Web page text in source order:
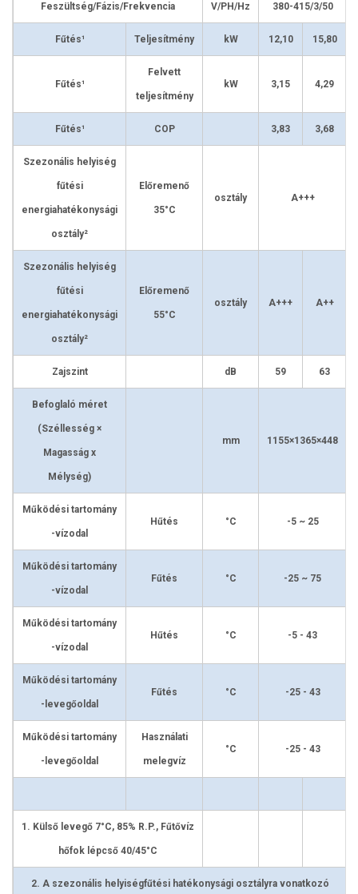
Feszültség/Fázis/Frekvencia V/PH/Hz 380-415/3/50
Fűtés¹ Teljesítmény kW 12,10 15,80
Fűtés¹
Felvett
teljesítmény
kW 3,15 4,29
Fűtés¹ COP 3,83 3,68
Szezonális helyiség
fűtési
energiahatékonysági
osztály²
Előremenő
35°C
osztály A+++
Szezonális helyiség
fűtési
energiahatékonysági
osztály²
Előremenő
55°C
osztály A+++ A++
Zajszint dB 59 63
Befoglaló méret
(Széllesség ×
Magasság x
Mélység)
mm 1155×1365×448
Működési tartomány
-vízodal
Hűtés °C -5 ~ 25
Működési tartomány
-vízodal
Fűtés °C -25 ~ 75
Működési tartomány
-vízodal
Hűtés °C -5 - 43
Működési tartomány
-levegőoldal
Fűtés °C -25 - 43
Működési tartomány
-levegőoldal
Használati
melegvíz
°C -25 - 43
1. Külső levegő 7°C, 85% R.P., Fűtővíz
hőfok lépcső 40/45°C
2. A szezonális helyiségfűtési hatékonysági osztályra vonatkozó